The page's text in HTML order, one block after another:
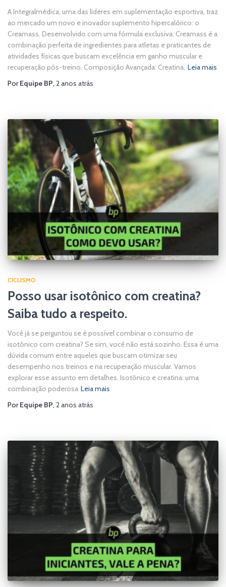
A Integralmédica, uma das líderes em suplementação esportiva, traz
ao mercado um novo e inovador suplemento hipercalórico: o
Creamass. Desenvolvido com uma fórmula exclusiva, Creamass é a
combinação perfeita de ingredientes para atletas e praticantes de
atividades físicas que buscam excelência em ganho muscular e
recuperação pós-treino. Composição Avançada: Creatina, Leia mais
PorEquipe BP, 2 anos atrás
CICLISMO
Posso usar isotônico com creatina?
Saiba tudo a respeito.
Você já se perguntou se é possível combinar o consumo de
isotônico com creatina? Se sim, você não está sozinho. Essa é uma
dúvida comum entre aqueles que buscam otimizar seu
desempenho nos treinos e na recuperação muscular. Vamos
explorar esse assunto em detalhes. Isotônico e creatina: uma
combinação poderosa Leia mais
PorEquipe BP, 2 anos atrás